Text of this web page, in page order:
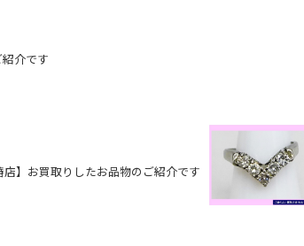
紹介です
店】お買取りしたお品物のご紹介です